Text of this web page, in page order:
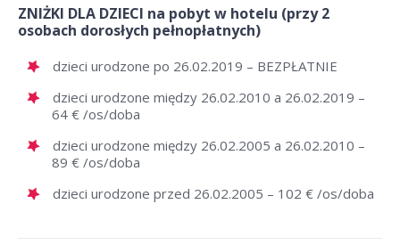
ZNIŻKI DLA DZIECI na pobyt w hotelu (przy 2
osobach dorosłych pełnopłatnych)
dzieci urodzone po 26.02.2019 – BEZPŁATNIE
dzieci urodzone między 26.02.2010 a 26.02.2019 –
64 € /os/doba
dzieci urodzone między 26.02.2005 a 26.02.2010 –
89 € /os/doba
dzieci urodzone przed 26.02.2005 – 102 € /os/doba